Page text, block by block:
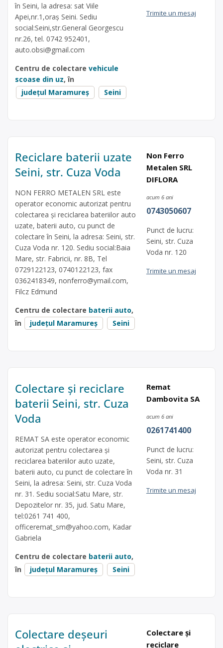
în Seini, la adresa: sat Viile
Apei,nr.1,oraș Seini. Sediu
social:Seini,str.General Georgescu
nr.26, tel. 0742 952401,
auto.obsi@gmail.com
Centru de colectare vehicule
scoase din uz, în
județul Maramureș
Seini
Trimite un mesaj
Reciclare baterii uzate
Seini, str. Cuza Voda
NON FERRO METALEN SRL este
operator economic autorizat pentru
colectarea și reciclarea bateriilor auto
uzate, baterii auto, cu punct de
colectare în Seini, la adresa: Seini, str.
Cuza Voda nr. 120. Sediu social:Baia
Mare, str. Fabricii, nr. 8B, Tel
0729122123, 0740122123, fax
0362418349, nonferro@ymail.com,
Filcz Edmund
Centru de colectare baterii auto,
în
județul Maramureș Seini
Non Ferro
Metalen SRL
DIFLORA
acum 6 ani
0743050607
Punct de lucru:
Seini, str. Cuza
Voda nr. 120
Trimite un mesaj
Colectare și reciclare
baterii Seini, str. Cuza
Voda
REMAT SA este operator economic
autorizat pentru colectarea și
reciclarea bateriilor auto uzate,
baterii auto, cu punct de colectare în
Seini, la adresa: Seini, str. Cuza Voda
nr. 31. Sediu social:Satu Mare, str.
Depozitelor nr. 35, jud. Satu Mare,
tel:0261 741 400,
officeremat_sm@yahoo.com, Kadar
Gabriela
Centru de colectare baterii auto,
în
județul Maramureș Seini
Remat
Dambovita SA
acum 6 ani
0261741400
Punct de lucru:
Seini, str. Cuza
Voda nr. 31
Trimite un mesaj
Colectare deșeuri
Colectare și
reciclare